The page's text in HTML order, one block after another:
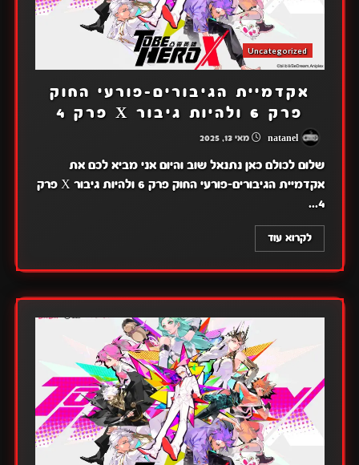
Uncategorized
אקדמיית הגיבורים-פורעי החוק
פרק 6 ולהיות גיבור X פרק 4
מאי 13, 2025
שלום לכולם כאן נתנאל שוב והיום אני מביא לכם את
אקדמיית הגיבורים-פורעי החוק פרק 6 ולהיות גיבור X פרק
4...
לקרוא עוד